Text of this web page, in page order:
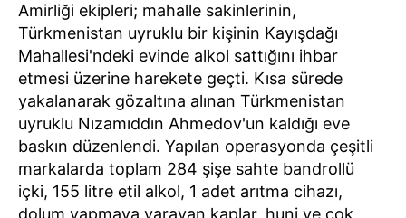
Amirliği ekipleri; mahalle sakinlerinin,
Türkmenistan uyruklu bir kişinin Kayışdağı
Mahallesi'ndeki evinde alkol sattığını ihbar
etmesi üzerine harekete geçti. Kısa sürede
yakalanarak gözaltına alınan Türkmenistan
uyruklu Nızamıddın Ahmedov'un kaldığı eve
baskın düzenlendi. Yapılan operasyonda çeşitli
markalarda toplam 284 şişe sahte bandrollü
içki, 155 litre etil alkol, 1 adet arıtma cihazı,
dolum yapmaya yarayan kaplar, huni ve çok